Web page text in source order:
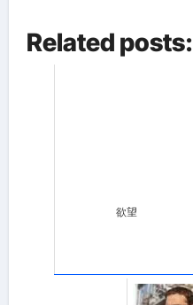
Related posts:
欲望